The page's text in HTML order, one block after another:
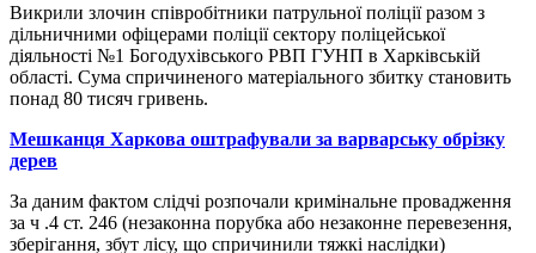
Викрили злочин співробітники патрульної поліції разом з
дільничними офіцерами поліції сектору поліцейської
діяльності №1 Богодухівського РВП ГУНП в Харківській
області. Сума спричиненого матеріального збитку становить
понад 80 тисяч гривень.
Мешканця Харкова оштрафували за варварську обрізку
дерев
За даним фактом слідчі розпочали кримінальне провадження
за ч .4 ст. 246 (незаконна порубка або незаконне перевезення,
зберігання, збут лісу, що спричинили тяжкі наслідки)